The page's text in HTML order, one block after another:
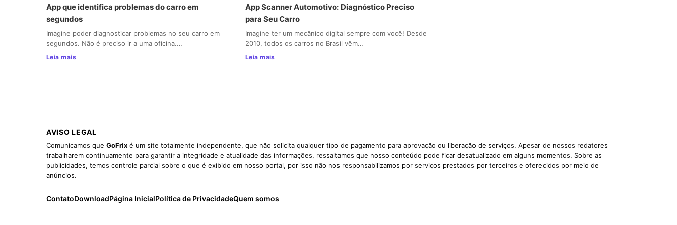
App que identifica problemas do carro em
segundos
Imagine poder diagnosticar problemas no seu carro em
segundos. Não é preciso ir a uma oficina.…
Leia mais
App Scanner Automotivo: Diagnóstico Preciso
para Seu Carro
Imagine ter um mecânico digital sempre com você! Desde
2010, todos os carros no Brasil vêm…
Leia mais
AVISO LEGAL
Comunicamos que GoFrix é um site totalmente independente, que não solicita qualquer tipo de pagamento para aprovação ou liberação de serviços. Apesar de nossos redatores
trabalharem continuamente para garantir a integridade e atualidade das informações, ressaltamos que nosso conteúdo pode ficar desatualizado em alguns momentos. Sobre as
publicidades, temos controle parcial sobre o que é exibido em nosso portal, por isso não nos responsabilizamos por serviços prestados por terceiros e oferecidos por meio de
anúncios.
ContatoDownloadPágina InicialPolítica de PrivacidadeQuem somos